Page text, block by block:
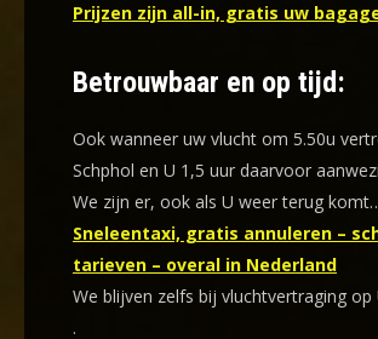
Prijzen zijn all-in, gratis uw
Betrouwbaar en op tijd:
Ook wanneer uw vlucht om 5.50u
Schphol en U 1,5 uur daarvoor
We zijn er, ook als U weer terug
Sneleentaxi, gratis annuleren –
tarieven – overal in Nederland
We blijven zelfs bij vluchtvertraging op
.